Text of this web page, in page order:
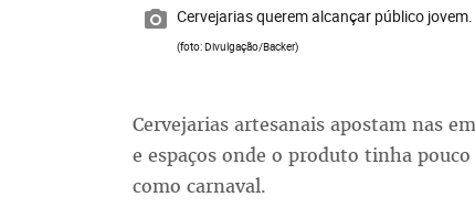
Cervejarias querem alcançar público
(foto: Divulgação/Backer)
Cervejarias artesanais apostam nas
e espaços onde o produto tinha
como carnaval.